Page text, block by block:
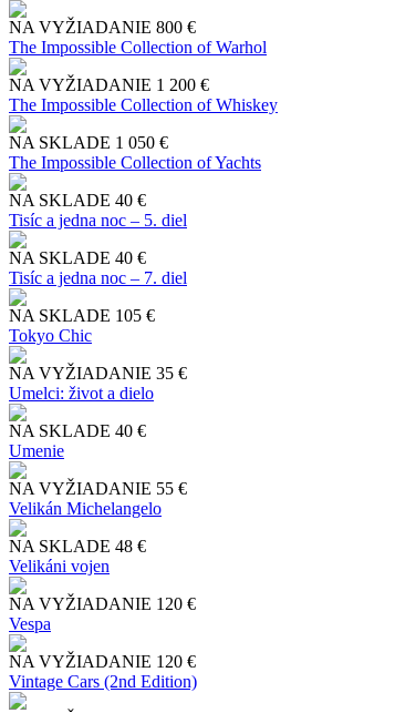
NA VYŽIADANIE 800 €
The Impossible Collection of Warhol
NA VYŽIADANIE 1 200 €
The Impossible Collection of Whiskey
NA SKLADE 1 050 €
The Impossible Collection of Yachts
NA SKLADE 40 €
Tisíc a jedna noc – 5. diel
NA SKLADE 40 €
Tisíc a jedna noc – 7. diel
NA SKLADE 105 €
Tokyo Chic
NA VYŽIADANIE 35 €
Umelci: život a dielo
NA SKLADE 40 €
Umenie
NA VYŽIADANIE 55 €
Velikán Michelangelo
NA SKLADE 48 €
Velikáni vojen
NA VYŽIADANIE 120 €
Vespa
NA VYŽIADANIE 120 €
Vintage Cars (2nd Edition)